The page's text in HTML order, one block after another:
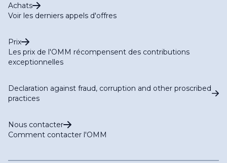
Achats
Voir les derniers appels d'offres
Prix
Les prix de l'OMM récompensent des contributions
exceptionnelles
Declaration against fraud, corruption and other proscribed
practices
Nous contacter
Comment contacter l'OMM